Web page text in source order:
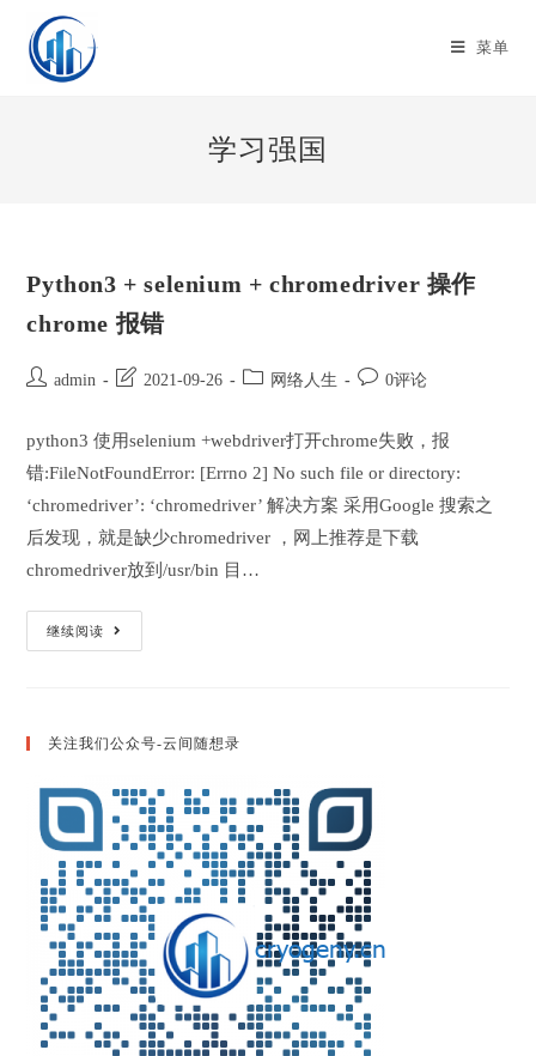
content
菜单
学习强国
Python3 + selenium + chromedriver 操作
chrome 报错
Postadmin
Post
modified:
2021-09-26
Post 网络人生
Post0评论
python3 使用selenium +webdriver打开chrome失败，报
错:FileNotFoundError: [Errno 2] No such file or directory:
‘chromedriver’: ‘chromedriver’ 解决方案 采用Google 搜索之
后发现，就是缺少chromedriver ，网上推荐是下载
chromedriver放到/usr/bin 目…
继续阅读
Python3
+
Chrome
关注我们公众号-云间随想录